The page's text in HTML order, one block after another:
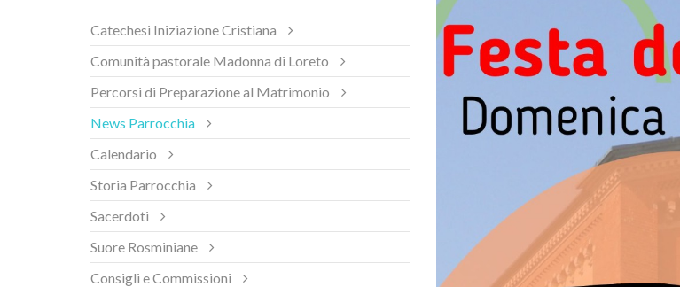
Catechesi Iniziazione Cristiana
Comunità pastorale Madonna di Loreto
Percorsi di Preparazione al Matrimonio
News Parrocchia
Calendario
Storia Parrocchia
Sacerdoti
Suore Rosminiane
Consigli e Commissioni